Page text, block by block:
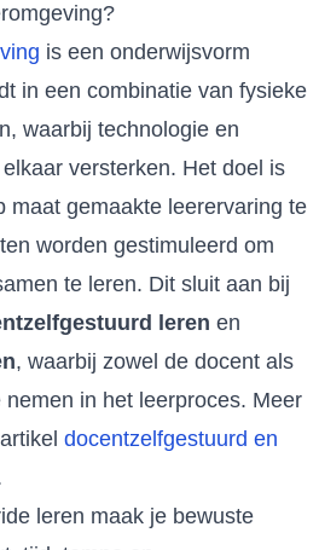
is een onderwijsvorm
in een combinatie van fysieke
waarbij technologie en
versterken. Het doel is
maat gemaakte leerervaring te
worden gestimuleerd om
te leren. Dit sluit aan bij
leren en
, waarbij zowel de docent als
in het leerproces. Meer
docentzelfgestuurd en
leren maak je bewuste